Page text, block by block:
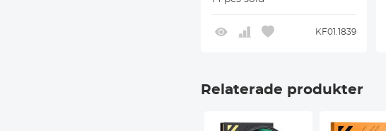
KF01.1839
Relaterade produkter